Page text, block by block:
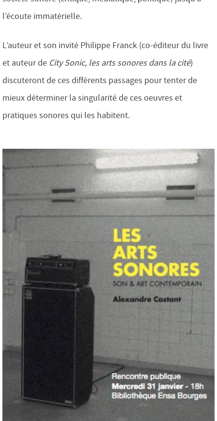
l’écoute immatérielle.
L’auteur et son invité Philippe Franck (co-éditeur du livre
et auteur de City Sonic, les arts sonores dans la cité)
discuteront de ces différents passages pour tenter de
mieux déterminer la singularité de ces oeuvres et
pratiques sonores qui les habitent.